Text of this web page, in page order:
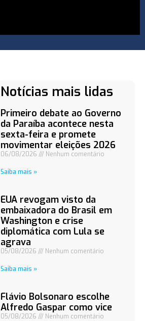
Notícias mais lidas
Primeiro debate ao Governo
da Paraíba acontece nesta
sexta-feira e promete
movimentar eleições 2026
06/08/2026 Nenhum comentário
Saiba mais »
EUA revogam visto da
embaixadora do Brasil em
Washington e crise
diplomática com Lula se
agrava
05/08/2026 Nenhum comentário
Saiba mais »
Flávio Bolsonaro escolhe
Alfredo Gaspar como vice
05/08/2026 Nenhum comentário